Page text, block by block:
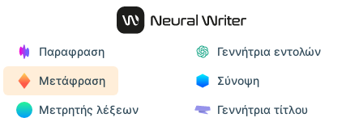
Παραφραση Γεννήτρια εντολών
Μετάφραση Σύνοψη
Μετρητής λέξεων Γεννήτρια τίτλου